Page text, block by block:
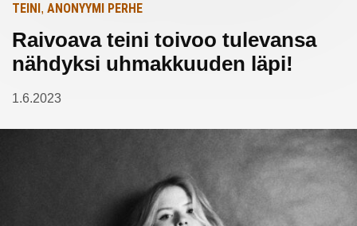
TEINI , ANONYYMI PERHE
Raivoava teini toivoo tulevansa
nähdyksi uhmakkuuden läpi!
1.6.2023